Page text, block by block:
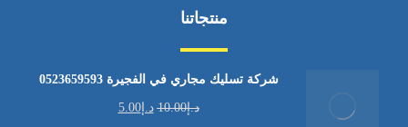
منتجاتنا
شركة تسليك مجاري في الفجيرة 0523659593
د.إ10.00 د.إ5.00